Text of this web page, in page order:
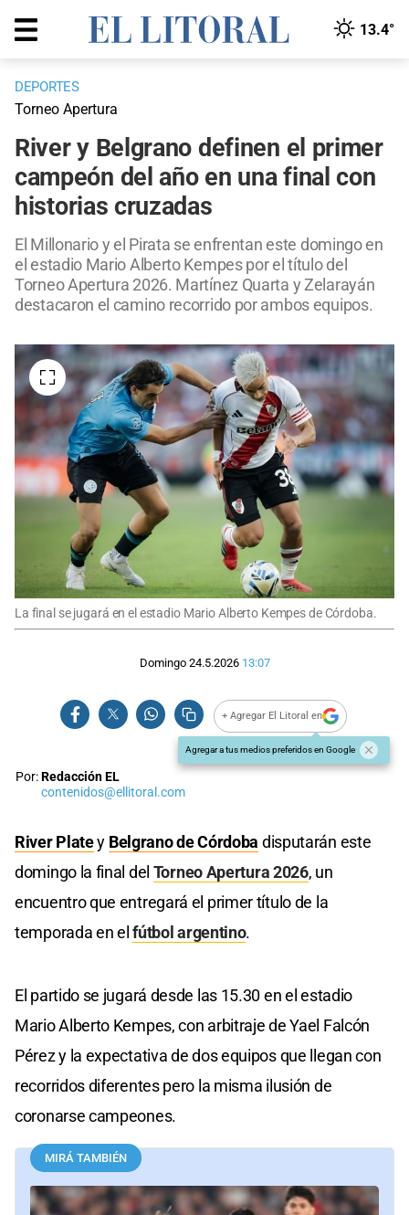
13.4°
DEPORTES
Torneo Apertura
River y Belgrano definen el primer
campeón del año en una final con
historias cruzadas
El Millonario y el Pirata se enfrentan este domingo en
el estadio Mario Alberto Kempes por el título del
Torneo Apertura 2026. Martínez Quarta y Zelarayán
destacaron el camino recorrido por ambos equipos.
La final se jugará en el estadio Mario Alberto Kempes de Córdoba.
Domingo 24.5.2026 13:07
+ Agregar El Litoral en
Agregar a tus medios preferidos en Google
Por:Redacción EL
contenidos@ellitoral.com
River Platey Belgrano de Córdoba disputarán este
domingo la final del Torneo Apertura 2026, un
encuentro que entregará el primer título de la
temporada en elfútbol argentino.
El partido se jugará desde las 15.30 en el estadio
Mario Alberto Kempes, con arbitraje de Yael Falcón
Pérez y la expectativa de dos equipos que llegan con
recorridos diferentes pero la misma ilusión de
coronarse campeones.
MIRÁ TAMBIÉN